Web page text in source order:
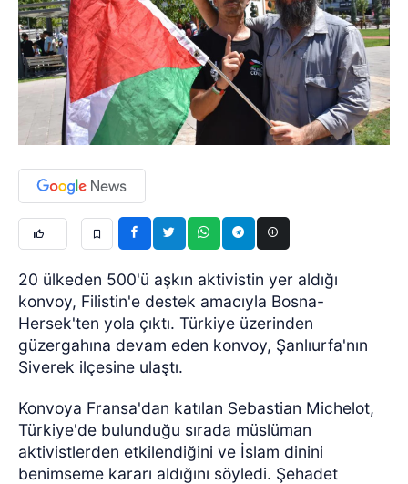
20 ülkeden 500'ü aşkın aktivistin yer aldığı
konvoy, Filistin'e destek amacıyla Bosna-
Hersek'ten yola çıktı. Türkiye üzerinden
güzergahına devam eden konvoy, Şanlıurfa'nın
Siverek ilçesine ulaştı.
Konvoya Fransa'dan katılan Sebastian Michelot,
Türkiye'de bulunduğu sırada müslüman
aktivistlerden etkilendiğini ve İslam dinini
benimseme kararı aldığını söyledi. Şehadet